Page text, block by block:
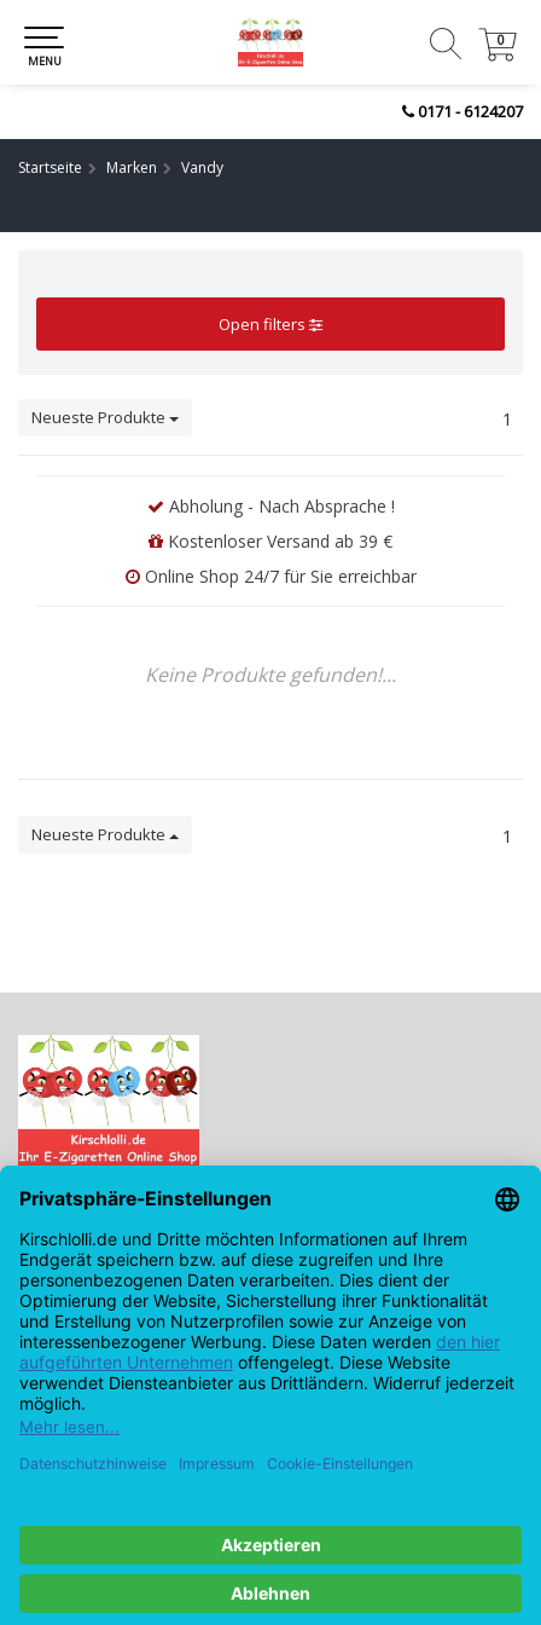
0171 - 6124207
0
0
MENU
Startseite Marken Vandy
Open filters
Neueste Produkte 1
Abholung - Nach Absprache !
Kostenloser Versand ab 39 €
Online Shop 24/7 für Sie erreichbar
Keine Produkte gefunden!...
Neueste Produkte 1
Kirschlolli.de - Ihr E-Zigaretten Online Shop
Kirchplatz 7, 96114 Hirschaid
0171 - 6124207
info@kirschlolli.de
USt-IdNr.: DE321609131
Kundendienst
Mein Konto
© Copyright 2026 Kirschlolli.de – Ihr E-Zigaretten Online Shop in